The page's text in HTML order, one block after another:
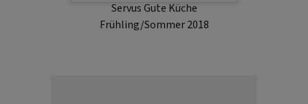
Servus Gute Küche
Frühling/Sommer 2018